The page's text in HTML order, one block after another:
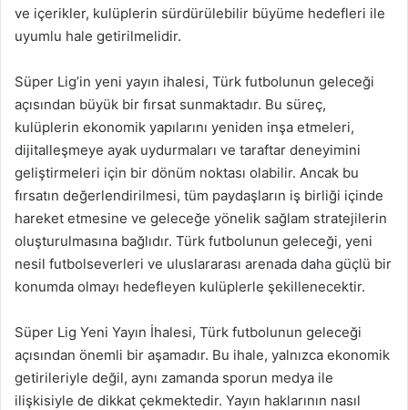
ve içerikler, kulüplerin sürdürülebilir büyüme hedefleri ile
uyumlu hale getirilmelidir.
Süper Lig’in yeni yayın ihalesi, Türk futbolunun geleceği
açısından büyük bir fırsat sunmaktadır. Bu süreç,
kulüplerin ekonomik yapılarını yeniden inşa etmeleri,
dijitalleşmeye ayak uydurmaları ve taraftar deneyimini
geliştirmeleri için bir dönüm noktası olabilir. Ancak bu
fırsatın değerlendirilmesi, tüm paydaşların iş birliği içinde
hareket etmesine ve geleceğe yönelik sağlam stratejilerin
oluşturulmasına bağlıdır. Türk futbolunun geleceği, yeni
nesil futbolseverleri ve uluslararası arenada daha güçlü bir
konumda olmayı hedefleyen kulüplerle şekillenecektir.
Süper Lig Yeni Yayın İhalesi, Türk futbolunun geleceği
açısından önemli bir aşamadır. Bu ihale, yalnızca ekonomik
getirileriyle değil, aynı zamanda sporun medya ile
ilişkisiyle de dikkat çekmektedir. Yayın haklarının nasıl